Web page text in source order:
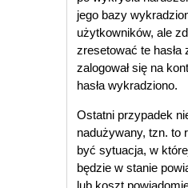
jego bazy
użytkowników, ale
zresetować te
zalogował się na
hasła wykradziono.
Ostatni przypadek
nadużywany, tzn. to
być sytuacja, w
będzie w stanie